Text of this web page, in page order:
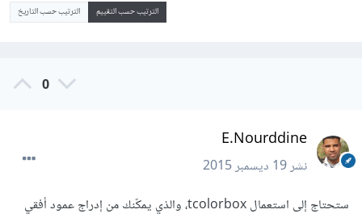
الترتيب حسب التقييم الترتيب حسب التاريخ
0
E.Nourddine
نشر19 ديسمبر 2015
ستحتاج إلى استعمال tcolorbox، والذي يمكّنك من إدراج عمود أفقي